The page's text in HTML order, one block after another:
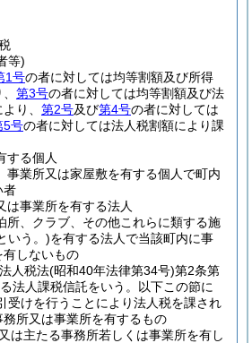
等)
1号の者に対しては均等割額及び所得
第3号の者に対しては均等割額及び法
り、 第2号及び第4号の者に対しては
5号の者に対しては法人税割額により課
する個人
事業所又は家屋敷を有する個人で町内
者
は事業所を有する法人
所、クラブ、その他これらに類する施
いう。)を有する法人で当該町内に事
しないもの
人税法(昭和40年法律第34号)第2条第
法人課税信託をいう。以下この節に
受けを行うことにより法人税を課され
所又は事業所を有するもの
は主たる事務所若しくは事業所を有し